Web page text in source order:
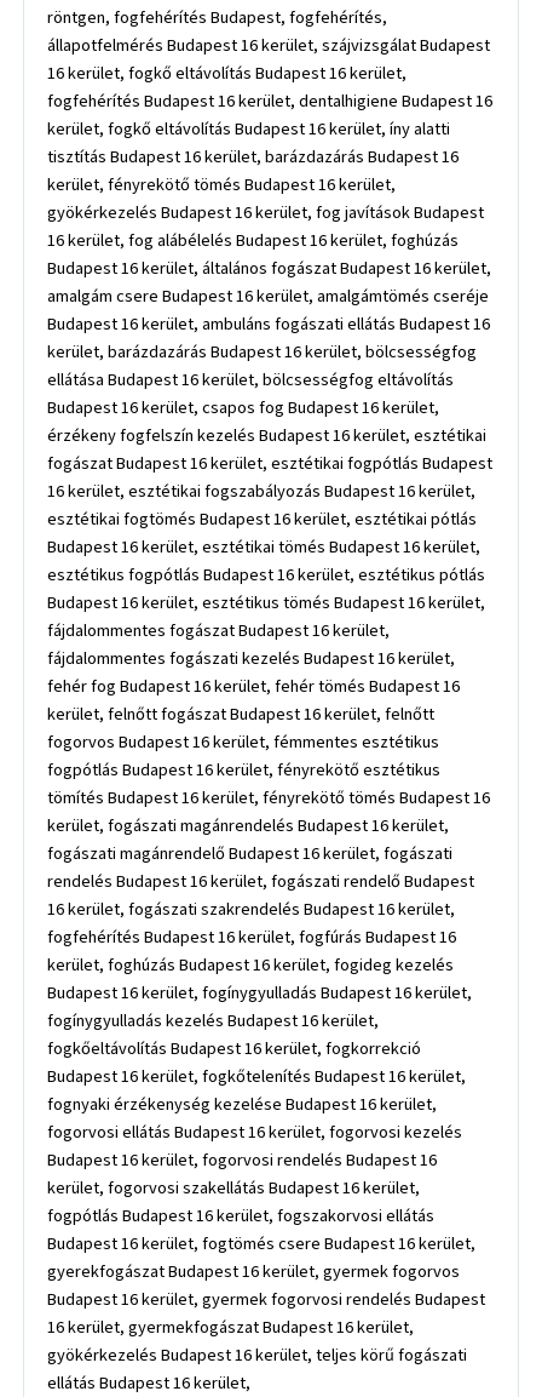
röntgen, fogfehérítés Budapest, fogfehérítés,
állapotfelmérés Budapest 16 kerület, szájvizsgálat Budapest
16 kerület, fogkő eltávolítás Budapest 16 kerület,
fogfehérítés Budapest 16 kerület, dentalhigiene Budapest 16
kerület, fogkő eltávolítás Budapest 16 kerület, íny alatti
tisztítás Budapest 16 kerület, barázdazárás Budapest 16
kerület, fényrekötő tömés Budapest 16 kerület,
gyökérkezelés Budapest 16 kerület, fog javítások Budapest
16 kerület, fog alábélelés Budapest 16 kerület, foghúzás
Budapest 16 kerület, általános fogászat Budapest 16 kerület,
amalgám csere Budapest 16 kerület, amalgámtömés cseréje
Budapest 16 kerület, ambuláns fogászati ellátás Budapest 16
kerület, barázdazárás Budapest 16 kerület, bölcsességfog
ellátása Budapest 16 kerület, bölcsességfog eltávolítás
Budapest 16 kerület, csapos fog Budapest 16 kerület,
érzékeny fogfelszín kezelés Budapest 16 kerület, esztétikai
fogászat Budapest 16 kerület, esztétikai fogpótlás Budapest
16 kerület, esztétikai fogszabályozás Budapest 16 kerület,
esztétikai fogtömés Budapest 16 kerület, esztétikai pótlás
Budapest 16 kerület, esztétikai tömés Budapest 16 kerület,
esztétikus fogpótlás Budapest 16 kerület, esztétikus pótlás
Budapest 16 kerület, esztétikus tömés Budapest 16 kerület,
fájdalommentes fogászat Budapest 16 kerület,
fájdalommentes fogászati kezelés Budapest 16 kerület,
fehér fog Budapest 16 kerület, fehér tömés Budapest 16
kerület, felnőtt fogászat Budapest 16 kerület, felnőtt
fogorvos Budapest 16 kerület, fémmentes esztétikus
fogpótlás Budapest 16 kerület, fényrekötő esztétikus
tömítés Budapest 16 kerület, fényrekötő tömés Budapest 16
kerület, fogászati magánrendelés Budapest 16 kerület,
fogászati magánrendelő Budapest 16 kerület, fogászati
rendelés Budapest 16 kerület, fogászati rendelő Budapest
16 kerület, fogászati szakrendelés Budapest 16 kerület,
fogfehérítés Budapest 16 kerület, fogfúrás Budapest 16
kerület, foghúzás Budapest 16 kerület, fogideg kezelés
Budapest 16 kerület, fogínygyulladás Budapest 16 kerület,
fogínygyulladás kezelés Budapest 16 kerület,
fogkőeltávolítás Budapest 16 kerület, fogkorrekció
Budapest 16 kerület, fogkőtelenítés Budapest 16 kerület,
fognyaki érzékenység kezelése Budapest 16 kerület,
fogorvosi ellátás Budapest 16 kerület, fogorvosi kezelés
Budapest 16 kerület, fogorvosi rendelés Budapest 16
kerület, fogorvosi szakellátás Budapest 16 kerület,
fogpótlás Budapest 16 kerület, fogszakorvosi ellátás
Budapest 16 kerület, fogtömés csere Budapest 16 kerület,
gyerekfogászat Budapest 16 kerület, gyermek fogorvos
Budapest 16 kerület, gyermek fogorvosi rendelés Budapest
16 kerület, gyermekfogászat Budapest 16 kerület,
gyökérkezelés Budapest 16 kerület, teljes körű fogászati
ellátás Budapest 16 kerület,